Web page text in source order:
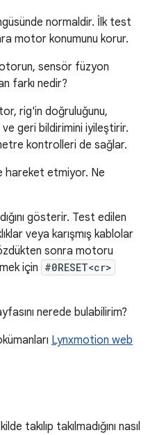
normaldir. İlk test
motor konumunu korur.
sensör füzyon
farkı nedir?
rig'in doğruluğunu,
geri bildirimini iyileştirir.
kontrolleri de sağlar.
hareket etmiyor. Ne
gösterir. Test edilen
veya karışmış kablolar
sonra motoru
için #0RESET<cr>
nerede bulabilirim?
Lynxmotion web
takılıp takılmadığını nasıl